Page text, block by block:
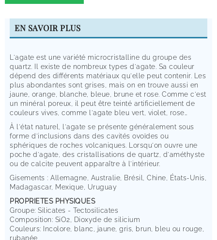
EN SAVOIR PLUS
L'agate est une variété microcristalline du groupe des
quartz. Il existe de nombreux types d'agate. Sa couleur
dépend des différents matériaux qu'elle peut contenir. Les
plus abondantes sont grises, mais on en trouve aussi en
jaune, orange, blanche, bleue, brune et rose. Comme c'est
un minéral poreux, il peut être teinté artificiellement de
couleurs vives, comme l'agate bleu vert, violet, rose…
À l'état naturel, l'agate se présente généralement sous
forme d'inclusions dans des cavités ovoïdes ou
sphériques de roches volcaniques. Lorsqu'on ouvre une
poche d'agate, des cristallisations de quartz, d'améthyste
ou de calcite peuvent apparaître à l'intérieur.
Gisements : Allemagne, Australie, Brésil, Chine, États-Unis,
Madagascar, Mexique, Uruguay
PROPRIETES PHYSIQUES
Groupe: Silicates - Tectosilicates
Composition: SiO2, Dioxyde de silicium
Couleurs: Incolore, blanc, jaune, gris, brun, bleu ou rouge,
rubanée